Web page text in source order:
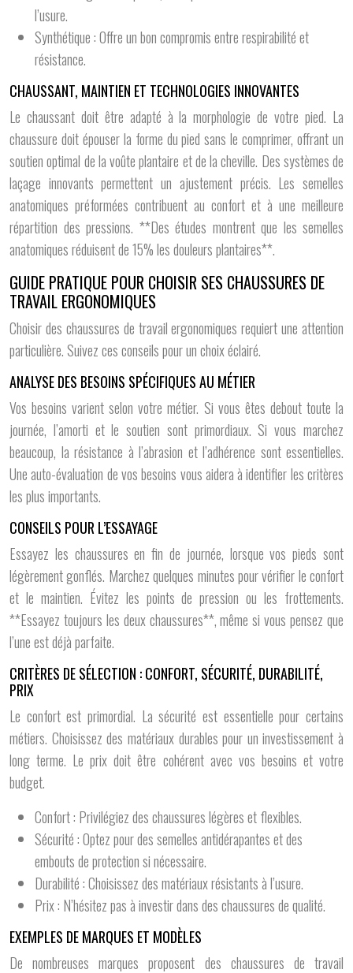
l’usure.
Synthétique : Offre un bon compromis entre respirabilité et
résistance.
CHAUSSANT, MAINTIEN ET TECHNOLOGIES INNOVANTES
Le chaussant doit être adapté à la morphologie de votre pied. La
chaussure doit épouser la forme du pied sans le comprimer, offrant un
soutien optimal de la voûte plantaire et de la cheville. Des systèmes de
laçage innovants permettent un ajustement précis. Les semelles
anatomiques préformées contribuent au confort et à une meilleure
répartition des pressions. **Des études montrent que les semelles
anatomiques réduisent de 15% les douleurs plantaires**.
GUIDE PRATIQUE POUR CHOISIR SES CHAUSSURES DE
TRAVAIL ERGONOMIQUES
Choisir des chaussures de travail ergonomiques requiert une attention
particulière. Suivez ces conseils pour un choix éclairé.
ANALYSE DES BESOINS SPÉCIFIQUES AU MÉTIER
Vos besoins varient selon votre métier. Si vous êtes debout toute la
journée, l’amorti et le soutien sont primordiaux. Si vous marchez
beaucoup, la résistance à l’abrasion et l’adhérence sont essentielles.
Une auto-évaluation de vos besoins vous aidera à identifier les critères
les plus importants.
CONSEILS POUR L’ESSAYAGE
Essayez les chaussures en fin de journée, lorsque vos pieds sont
légèrement gonflés. Marchez quelques minutes pour vérifier le confort
et le maintien. Évitez les points de pression ou les frottements.
**Essayez toujours les deux chaussures**, même si vous pensez que
l’une est déjà parfaite.
CRITÈRES DE SÉLECTION : CONFORT, SÉCURITÉ, DURABILITÉ,
PRIX
Le confort est primordial. La sécurité est essentielle pour certains
métiers. Choisissez des matériaux durables pour un investissement à
long terme. Le prix doit être cohérent avec vos besoins et votre
budget.
Confort : Privilégiez des chaussures légères et flexibles.
Sécurité : Optez pour des semelles antidérapantes et des
embouts de protection si nécessaire.
Durabilité : Choisissez des matériaux résistants à l’usure.
Prix : N’hésitez pas à investir dans des chaussures de qualité.
EXEMPLES DE MARQUES ET MODÈLES
De nombreuses marques proposent des chaussures de travail